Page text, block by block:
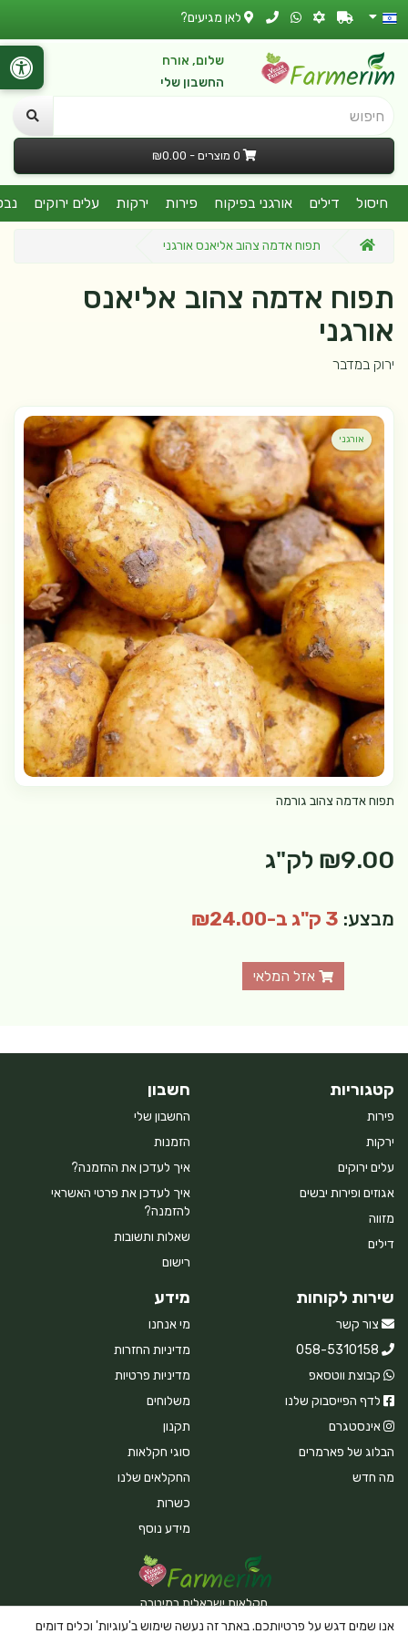
לאן מגיעים?
שלום, אורח
החשבון שלי
חיפוש
0 מוצרים - ₪0.00
חיסול דילים אורגני בפיקוח פירות ירקות עלים ירוקים
תפוח אדמה צהוב אליאנס אורגני
תפוח אדמה צהוב אליאנס
אורגני
ירוק במדבר
אורגני
תפוח אדמה צהוב גורמה
₪9.00 לק"ג
מבצע: 3 ק"ג ב-₪24.00
אזל המלאי
קטגוריות
פירות
ירקות
עלים ירוקים
אגוזים ופירות יבשים
מזווה
דילים
חשבון
החשבון שלי
הזמנות
איך לעדכן את ההזמנה?
איך לעדכן את פרטי האשראי
להזמנה?
שאלות ותשובות
רישום
שירות לקוחות
צור קשר
058-5310158
קבוצת ווטסאפ
לדף הפייסבוק שלנו
אינסטגרם
הבלוג של פארמרים
מה חדש
מידע
מי אנחנו
מדיניות החזרות
מדיניות פרטיות
משלוחים
תקנון
סוגי חקלאות
החקלאים שלנו
כשרות
מידע נוסף
חקלאות ישראלית במיטבה
אנו שמים דגש על פרטיותכם. באתר זה נעשה שימוש ב'עוגיות' וכלים דומים